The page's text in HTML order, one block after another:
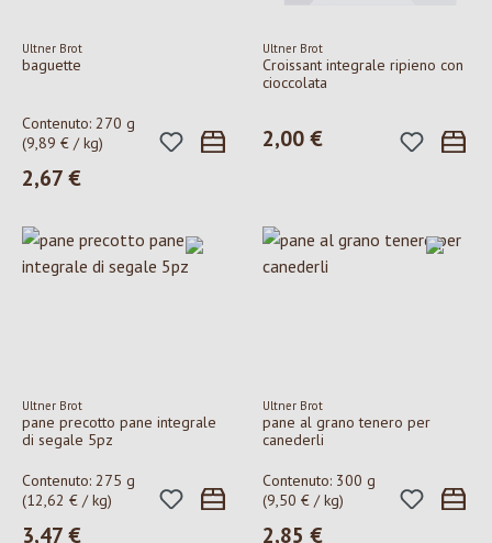
Ultner Brot
baguette
Contenuto: 270 g
(9,89 € / kg)
Prezzo normale:
2,67 €
Ultner Brot
Croissant integrale ripieno con
cioccolata
Prezzo normale:
2,00 €
Ultner Brot
pane precotto pane integrale
di segale 5pz
Contenuto: 275 g
(12,62 € / kg)
Prezzo normale:
3,47 €
Ultner Brot
pane al grano tenero per
canederli
Contenuto: 300 g
(9,50 € / kg)
Prezzo normale:
2,85 €